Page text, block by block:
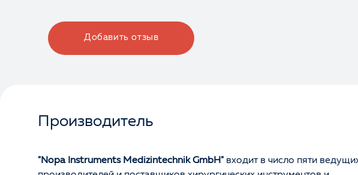
Добавить отзыв
Производитель
"Nopa Instruments Medizintechnik GmbH" входит в число пяти